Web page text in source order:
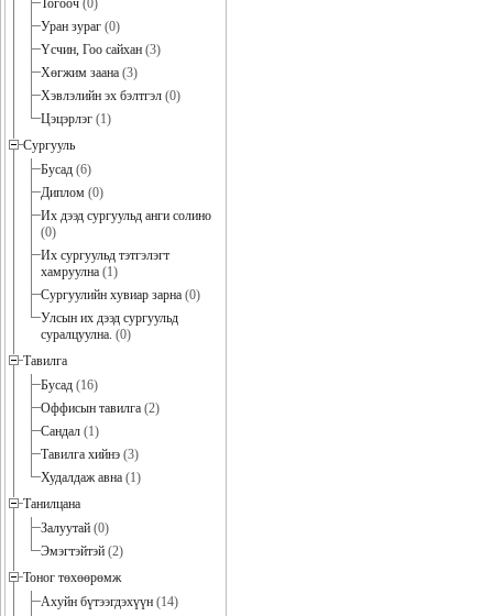
Тогооч (0)
Уран зураг (0)
Үсчин, Гоо сайхан (3)
Хөгжим заана (3)
Хэвлэлийн эх бэлтгэл (0)
Цэцэрлэг (1)
Сургууль
Бусад (6)
Диплом (0)
Их дээд сургуульд анги солино
(0)
Их сургуульд тэтгэлэгт
хамруулна (1)
Сургуулийн хувиар зарна (0)
Улсын их дээд сургуульд
суралцуулна. (0)
Тавилга
Бусад (16)
Оффисын тавилга (2)
Сандал (1)
Тавилга хийнэ (3)
Худалдаж авна (1)
Танилцана
Залуутай (0)
Эмэгтэйтэй (2)
Тоног төхөөрөмж
Ахуйн бүтээгдэхүүн (14)